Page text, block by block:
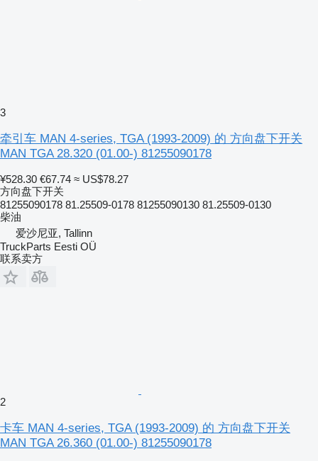
3
牵引车 MAN 4-series, TGA (1993-2009) 的 方向盘下开关
MAN TGA 28.320 (01.00-) 81255090178
¥528.30 €67.74 ≈ US$78.27
方向盘下开关
81255090178 81.25509-0178 81255090130 81.25509-0130
柴油
爱沙尼亚, Tallinn
TruckParts Eesti OÜ
联系卖方
2
卡车 MAN 4-series, TGA (1993-2009) 的 方向盘下开关
MAN TGA 26.360 (01.00-) 81255090178